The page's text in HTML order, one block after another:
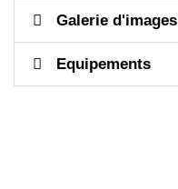
Galerie d'images
Equipements